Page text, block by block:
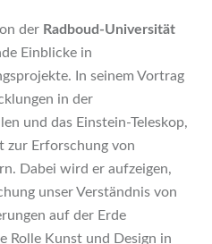
der Radboud-Universität
Einblicke in
In seinem Vortrag
in der
und das Einstein-Teleskop,
zur Erforschung von
Dabei wird er aufzeigen,
unser Verständnis von
auf der Erde
Rolle Kunst und Design in